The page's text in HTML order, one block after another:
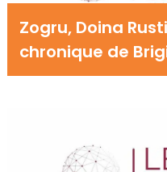
Zogru, Doina
chronique de